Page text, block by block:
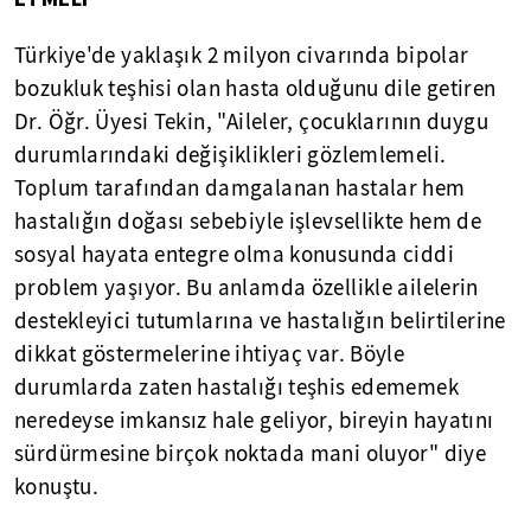
Türkiye'de yaklaşık 2 milyon civarında bipolar
bozukluk teşhisi olan hasta olduğunu dile getiren
Dr. Öğr. Üyesi Tekin, "Aileler, çocuklarının duygu
durumlarındaki değişiklikleri gözlemlemeli.
Toplum tarafından damgalanan hastalar hem
hastalığın doğası sebebiyle işlevsellikte hem de
sosyal hayata entegre olma konusunda ciddi
problem yaşıyor. Bu anlamda özellikle ailelerin
destekleyici tutumlarına ve hastalığın belirtilerine
dikkat göstermelerine ihtiyaç var. Böyle
durumlarda zaten hastalığı teşhis edememek
neredeyse imkansız hale geliyor, bireyin hayatını
sürdürmesine birçok noktada mani oluyor" diye
konuştu.